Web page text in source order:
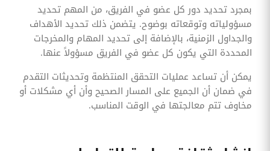
بمجرد تحديد دور كل عضو في الفريق، من المهم تحديد
مسؤولياته وتوقعاته بوضوح. يتضمن ذلك تحديد الأهداف
والجداول الزمنية، بالإضافة إلى تحديد المهام والمخرجات
المحددة التي يكون كل عضو في الفريق مسؤولاً عنها.
يمكن أن تساعد عمليات التحقق المنتظمة وتحديثات التقدم
في ضمان أن الجميع على المسار الصحيح وأن أي مشكلات أو
مخاوف تتم معالجتها في الوقت المناسب.